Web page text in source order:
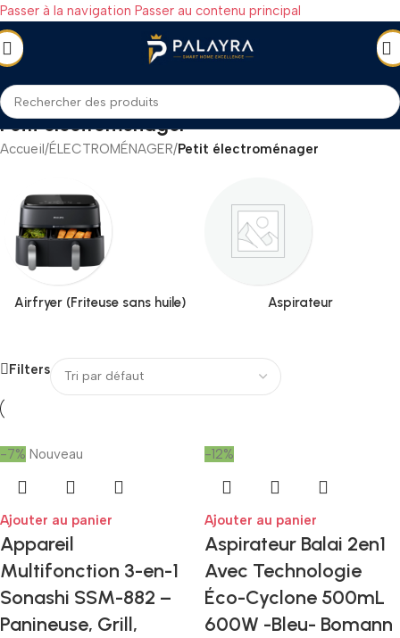
Passer à la navigation Passer au contenu principal
Petit électroménager
Accueil/ÉLECTROMÉNAGER/Petit électroménager
Airfryer (Friteuse sans huile) Aspirateur
Filters
-7% Nouveau
Ajouter au panier
Appareil
Multifonction 3-en-1
Sonashi SSM-882 –
Panineuse, Grill,
-12%
Ajouter au panier
Aspirateur Balai 2en1
Avec Technologie
Éco-Cyclone 500mL
600W -Bleu- Bomann